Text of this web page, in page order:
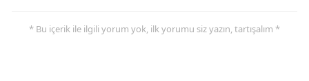
Kütahya
* Bu içerik ile ilgili yorum yok, ilk yorumu siz yazın, tartışalım *